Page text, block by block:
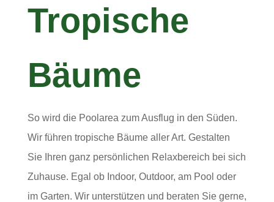
Tropische
Bäume
So wird die Poolarea zum Ausflug in den Süden.
Wir führen tropische Bäume aller Art. Gestalten
Sie Ihren ganz persönlichen Relaxbereich bei sich
Zuhause. Egal ob Indoor, Outdoor, am Pool oder
im Garten. Wir unterstützen und beraten Sie gerne,